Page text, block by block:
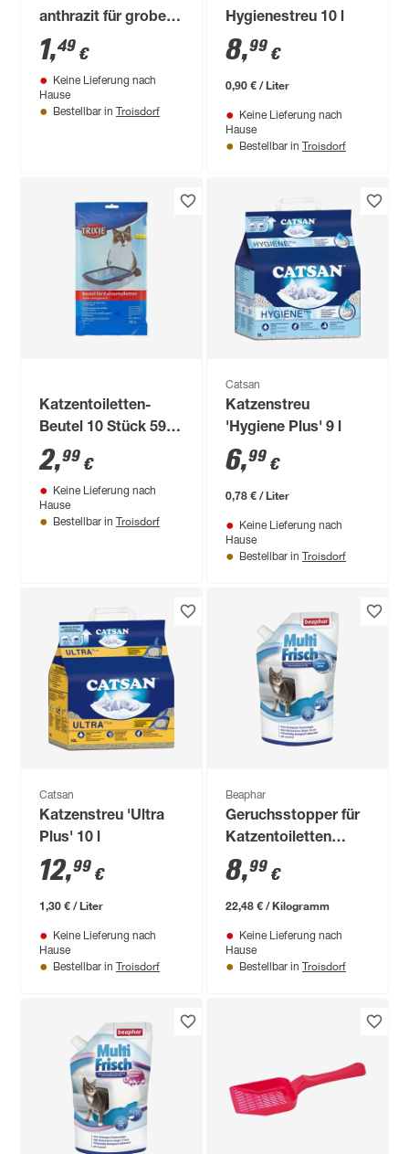
anthrazit für grobes
Streu
1,49 €
Keine Lieferung nach
Hause
Bestellbar in Troisdorf
Hygienestreu 10 l
8,99 €
0,90 € / Liter
Keine Lieferung nach
Hause
Bestellbar in Troisdorf
Katzentoiletten-
Beutel 10 Stück 59 x
46 cm
2,99 €
Keine Lieferung nach
Hause
Bestellbar in Troisdorf
Catsan
Katzenstreu
'Hygiene Plus' 9 l
6,99 €
0,78 € / Liter
Keine Lieferung nach
Hause
Bestellbar in Troisdorf
Catsan
Katzenstreu 'Ultra
Plus' 10 l
12,99 €
1,30 € / Liter
Keine Lieferung nach
Hause
Bestellbar in Troisdorf
Beaphar
Geruchsstopper für
Katzentoiletten
'Multi Frisch' Frische
Brise 400 g
8,99 €
22,48 € / Kilogramm
Keine Lieferung nach
Hause
Bestellbar in Troisdorf